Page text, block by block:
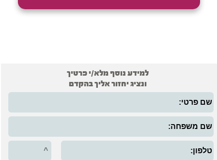
למידע נוסף מלא/י פרטיך
ונציג יחזור אליך בהקדם